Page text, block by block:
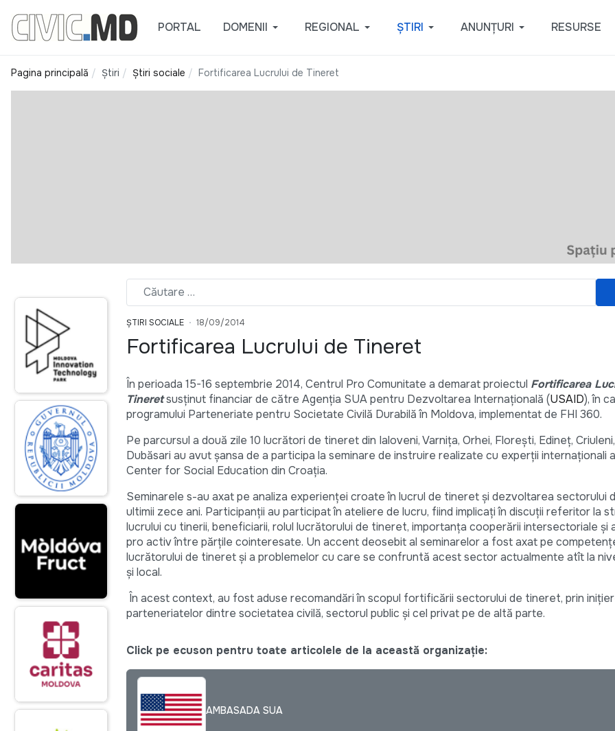
PORTAL DOMENII REGIONAL ȘTIRI ANUNȚURI RESURSE
Pagina principală Știri Știri sociale Fortificarea Lucrului de Tineret
ȘTIRI SOCIALE 18/09/2014
Fortificarea Lucrului de Tineret
În perioada 15-16 septembrie 2014, Centrul Pro Comunitate a demarat proiectul Fortificarea
Tineretsusținut financiar de către Agenția SUA pentru Dezvoltarea Internațională (USAID), în
programului Parteneriate pentru Societate Civilă Durabilă în Moldova, implementat de FHI 360.
Pe parcursul a două zile 10 lucrători de tineret din Ialoveni, Varnița, Orhei, Florești, Edineț,
Dubăsari au avut șansa de a participa la seminare de instruire realizate cu experții internaționali
Center for Social Education din Croația.
Seminarele s-au axat pe analiza experienței croate în lucrul de tineret și dezvoltarea sectorului
ultimii zece ani. Participanții au participat în ateliere de lucru, fiind implicați în discuții referitor la
lucrului cu tinerii, beneficiarii, rolul lucrătorului de tineret, importanța cooperării intersectoriale și
pro activ între părțile cointeresate. Un accent deosebit al seminarelor a fost axat pe
lucrătorului de tineret și a problemelor cu care se confruntă acest sector actualmente atît la
și local.
În acest context, au fost aduse recomandări în scopul fortificării sectorului de tineret, prin
parteneriatelor dintre societatea civilă, sectorul public și cel privat pe de altă parte.
Click pe ecuson pentru toate articolele de la această organizație:
AMBASADA SUA